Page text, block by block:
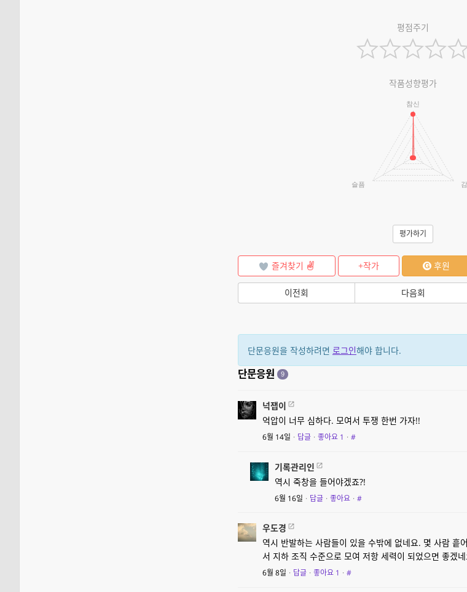
평점주기
작품성향평가
참신
슬픔
평가하기
즐겨찾기 +작가 후원
이전회 다음회
단문응원을 작성하려면 로그인해야 합니다.
단문응원 9
넉잽이
억압이 너무 심하다. 모여서 투쟁 한번 가자!!
6월 14일 · 답글 · 좋아요 1 · #
기록관리인
역시 죽창을 들어야겠죠?!
6월 16일 · 답글 · 좋아요 · #
우도경
역시 반발하는 사람들이 있을 수밖에 없네요. 몇 사람 흩
서 지하 조직 수준으로 모여 저항 세력이 되었으면 좋겠
6월 8일 · 답글 · 좋아요 1 · #